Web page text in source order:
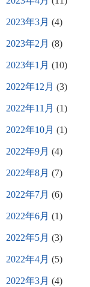
2023年3月 (4)
2023年2月 (8)
2023年1月 (10)
2022年12月 (3)
2022年11月 (1)
2022年10月 (1)
2022年9月 (4)
2022年8月 (7)
2022年7月 (6)
2022年6月 (1)
2022年5月 (3)
2022年4月 (5)
2022年3月 (4)